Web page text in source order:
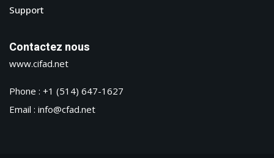
Support
Contactez nous
www.cifad.net
Phone : +1 (514) 647-1627
Email : info@cfad.net